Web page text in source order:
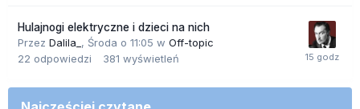
Hulajnogi elektryczne i dzieci na nich
Przez Dalila_ , Środa o 11:05 w Off-topic
22 odpowiedzi 381 wyświetleń